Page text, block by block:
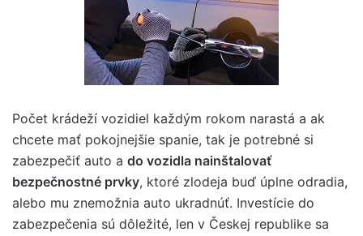
Počet krádeží vozidiel každým rokom narastá a ak
chcete mať pokojnejšie spanie, tak je potrebné si
zabezpečiť auto a do vozidla nainštalovať
bezpečnostné prvky, ktoré zlodeja buď úplne odradia,
alebo mu znemožnia auto ukradnúť. Investície do
zabezpečenia sú dôležité, len v Českej republike sa